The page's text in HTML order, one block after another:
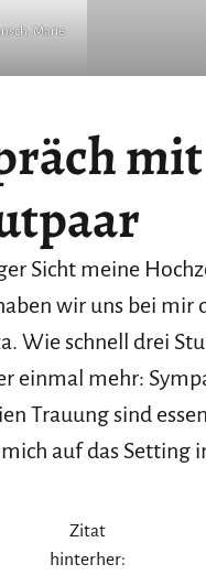
Marie
Sicht meine
wir uns bei
Wie schnell drei
mehr:
Trauung sind
auf das Setting
Zitat
hinterher: